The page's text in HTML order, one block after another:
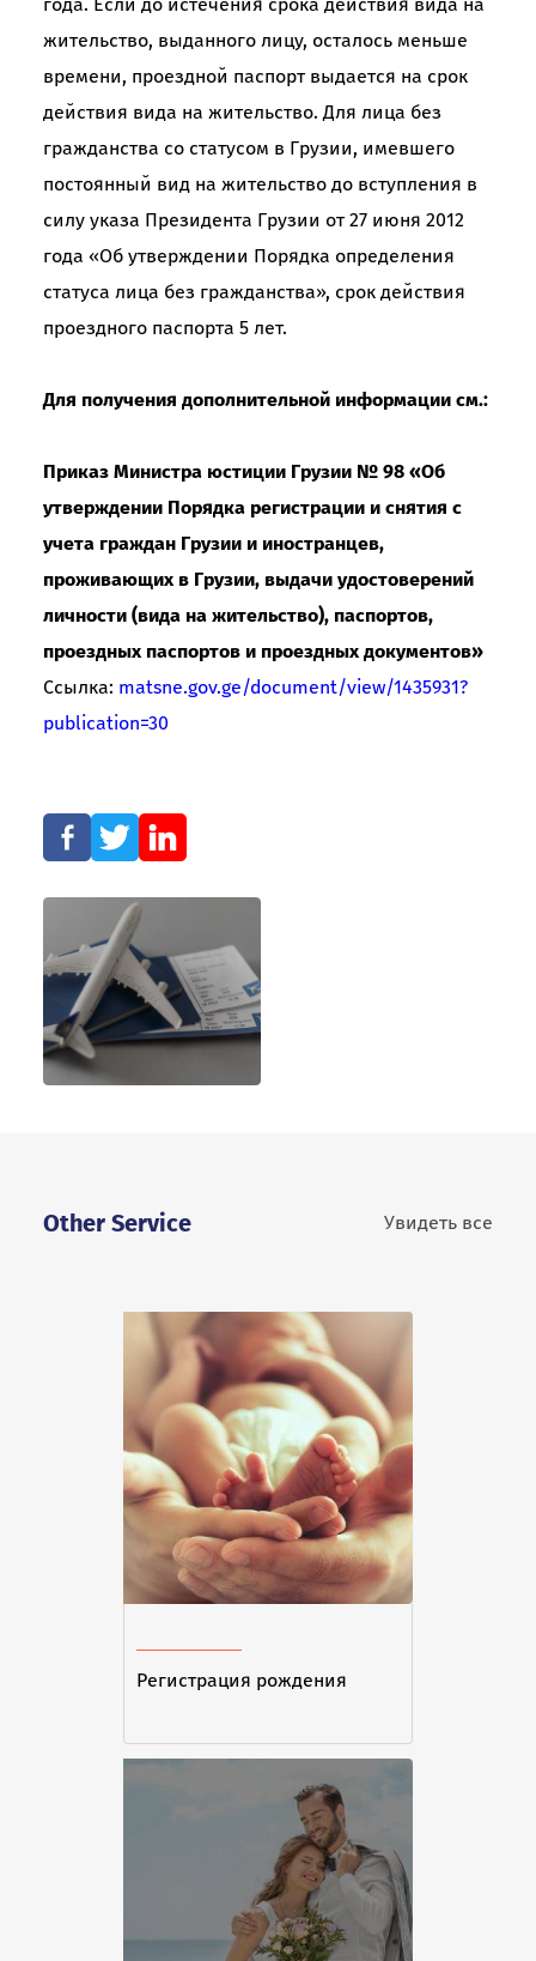
жительство, выданного лицу, осталось меньше
времени, проездной паспорт выдается на срок
действия вида на жительство. Для лица без
гражданства со статусом в Грузии, имевшего
постоянный вид на жительство до вступления в
силу указа Президента Грузии от 27 июня 2012
года «Об утверждении Порядка определения
статуса лица без гражданства», срок действия
проездного паспорта 5 лет.
Для получения дополнительной информации см.:
Приказ Министра юстиции Грузии № 98 «Об
утверждении Порядка регистрации и снятия с
учета граждан Грузии и иностранцев,
проживающих в Грузии, выдачи удостоверений
личности (вида на жительство), паспортов,
проездных паспортов и проездных документов»
Ссылка: matsne.gov.ge/document/view/1435931?
publication=30
Other Service Увидеть все
Регистрация рождения